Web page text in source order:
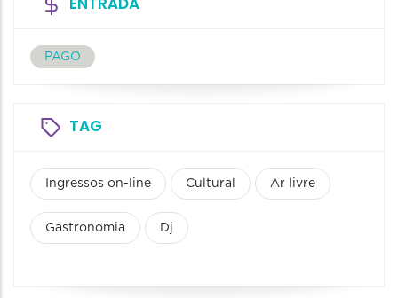
PAGO
TAG
Ingressos on-line Cultural Ar livre
Gastronomia Dj